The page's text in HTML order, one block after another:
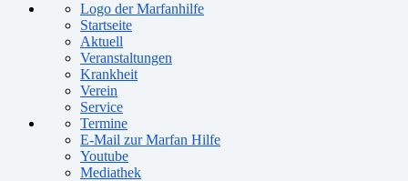
Logo der Marfanhilfe
Startseite
Aktuell
Veranstaltungen
Krankheit
Verein
Service
Termine
E-Mail zur Marfan Hilfe
Youtube
Mediathek